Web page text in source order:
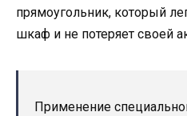
прямоугольник, который
шкаф и не потеряет своей
Применение